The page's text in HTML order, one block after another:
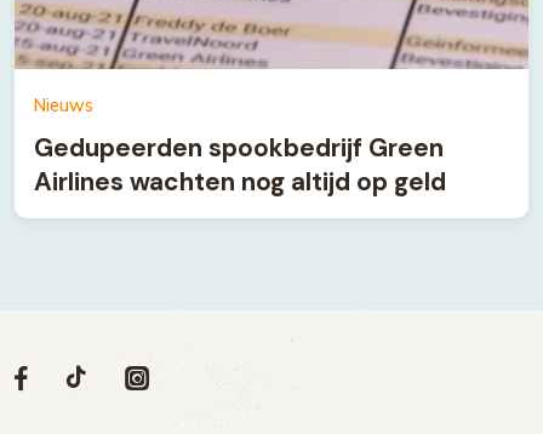
Nieuws
Gedupeerden spookbedrijf Green
Airlines wachten nog altijd op geld
Volg
Social
Volg
Volg
Volg